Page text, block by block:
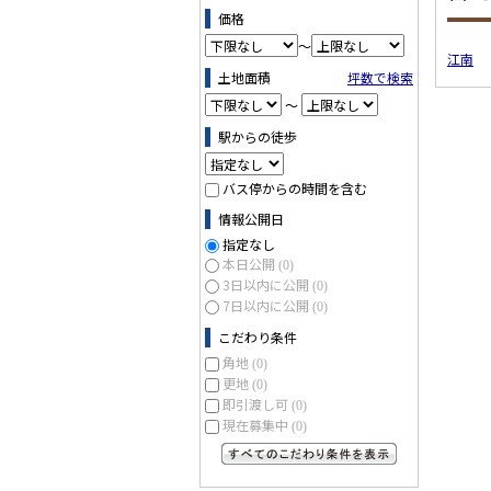
価格
～
土地面積
坪数で検索
～
駅からの徒歩
バス停からの時間を含む
情報公開日
指定なし
本日公開 (0)
3日以内に公開 (0)
7日以内に公開 (0)
こだわり条件
角地 (0)
更地 (0)
即引渡し可 (0)
現在募集中 (0)
江南